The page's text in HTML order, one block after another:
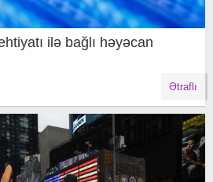
ilə bağlı həyəcan
Ətraflı